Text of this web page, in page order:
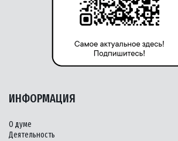
ИНФОРМАЦИЯ
О думе
Деятельность